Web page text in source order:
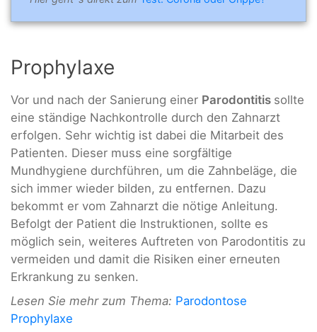
Prophylaxe
Vor und nach der Sanierung einer Parodontitis sollte
eine ständige Nachkontrolle durch den Zahnarzt
erfolgen. Sehr wichtig ist dabei die Mitarbeit des
Patienten. Dieser muss eine sorgfältige
Mundhygiene durchführen, um die Zahnbeläge, die
sich immer wieder bilden, zu entfernen. Dazu
bekommt er vom Zahnarzt die nötige Anleitung.
Befolgt der Patient die Instruktionen, sollte es
möglich sein, weiteres Auftreten von Parodontitis zu
vermeiden und damit die Risiken einer erneuten
Erkrankung zu senken.
Lesen Sie mehr zum Thema: Parodontose
Prophylaxe